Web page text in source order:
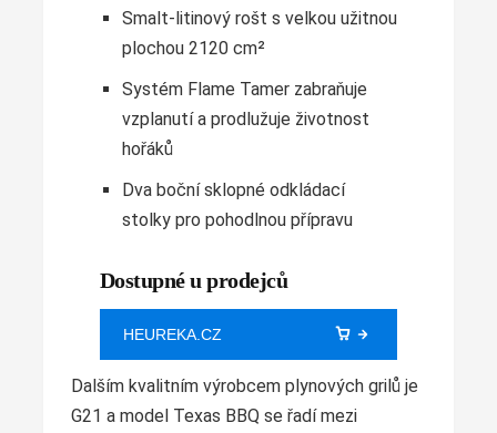
Smalt-litinový rošt s velkou užitnou
plochou 2120 cm²
Systém Flame Tamer zabraňuje
vzplanutí a prodlužuje životnost
hořáků
Dva boční sklopné odkládací
stolky pro pohodlnou přípravu
Dostupné u prodejců
HEUREKA.CZ
Dalším kvalitním výrobcem plynových grilů je
G21 a model Texas BBQ se řadí mezi